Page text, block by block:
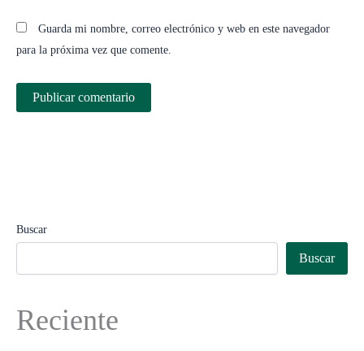
Guarda mi nombre, correo electrónico y web en este navegador
para la próxima vez que comente.
Buscar
Buscar
Reciente